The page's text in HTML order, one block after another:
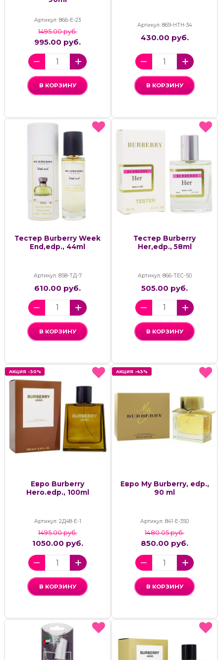
Артикул: 866-Е-23
1495.00 руб.
995.00 руб.
В КОРЗИНУ
Артикул: 869-НТН-34
430.00 руб.
В КОРЗИНУ
Тестер Burberry Week
End,edp., 44ml
Артикул: 858-ТД-7
610.00 руб.
В КОРЗИНУ
Тестер Burberry
Her,edp., 58ml
Артикул: 866-ТЕС-50
505.00 руб.
В КОРЗИНУ
АКЦИЯ -30%
Евро Burberry
Hero.edp., 100ml
Артикул: 2Д48-Е-1
АКЦИЯ -30%
1495.00 руб.
1050.00 руб.
В КОРЗИНУ
АКЦИЯ -43%
Евро My Burberry, edp.,
90 ml
Артикул: 841-Е-350
АКЦИЯ -43%
1480.05 руб.
850.00 руб.
В КОРЗИНУ